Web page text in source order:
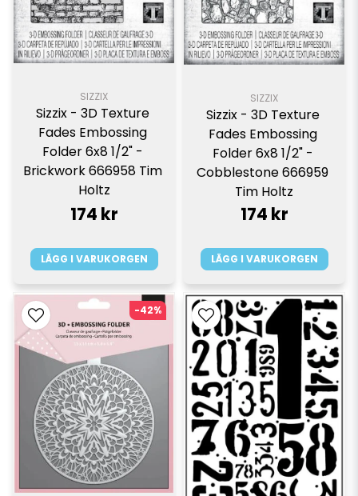
SIZZIX
Sizzix - 3D Texture
Fades Embossing
Folder 6x8 1/2" -
Brickwork 666958 Tim
Holtz
174 kr
LÄGG I VARUKORGEN
SIZZIX
Sizzix - 3D Texture
Fades Embossing
Folder 6x8 1/2" -
Cobblestone 666959
Tim Holtz
174 kr
LÄGG I VARUKORGEN
-42%